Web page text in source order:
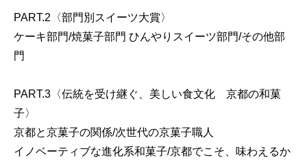
PART.2〈部門別スイーツ大賞〉
ケーキ部門/焼菓子部門 ひんやりスイーツ部門/その他部
門
PART.3〈伝統を受け継ぐ、美しい食文化 京都の和菓
子〉
京都と京菓子の関係/次世代の京菓子職人
イノベーティブな進化系和菓子/京都でこそ、味わえるか